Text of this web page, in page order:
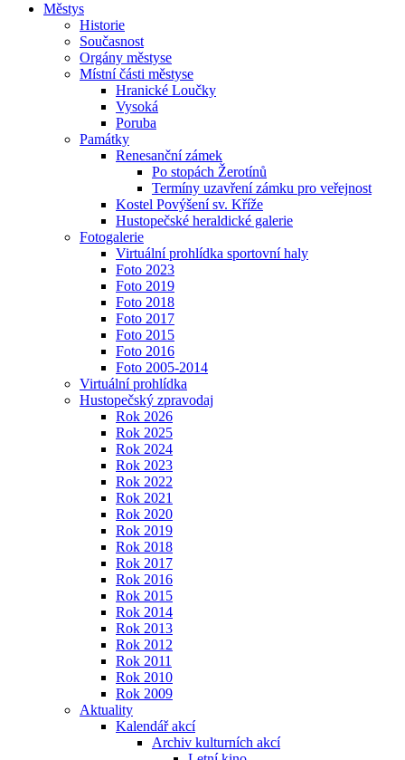
Městys
Historie
Současnost
Orgány městyse
Místní části městyse
Hranické Loučky
Vysoká
Poruba
Památky
Renesanční zámek
Po stopách Žerotínů
Termíny uzavření zámku pro veřejnost
Kostel Povýšení sv. Kříže
Hustopečské heraldické galerie
Fotogalerie
Virtuální prohlídka sportovní haly
Foto 2023
Foto 2019
Foto 2018
Foto 2017
Foto 2015
Foto 2016
Foto 2005-2014
Virtuální prohlídka
Hustopečský zpravodaj
Rok 2026
Rok 2025
Rok 2024
Rok 2023
Rok 2022
Rok 2021
Rok 2020
Rok 2019
Rok 2018
Rok 2017
Rok 2016
Rok 2015
Rok 2014
Rok 2013
Rok 2012
Rok 2011
Rok 2010
Rok 2009
Aktuality
Kalendář akcí
Archiv kulturních akcí